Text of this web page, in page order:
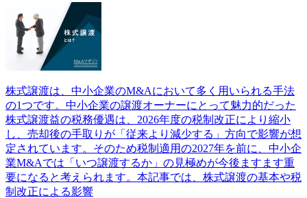
株式譲渡は、中小企業のM&Aにおいて多く用いられる手法
の1つです。中小企業の譲渡オーナーにとって魅力的だった
株式譲渡益の税務優遇は、2026年度の税制改正により縮小
し、売却後の手取りが「従来より減少する」方向で影響が想
定されています。そのため税制適用の2027年を前に、中小企
業M&Aでは「いつ譲渡するか」の見極めが今後ますます重
要になると考えられます。本記事では、株式譲渡の基本や税
制改正による影響